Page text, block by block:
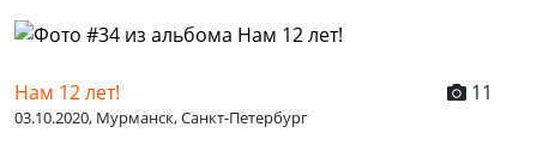
Нам 12 лет! 11
03.10.2020, Мурманск, Санкт-Петербург